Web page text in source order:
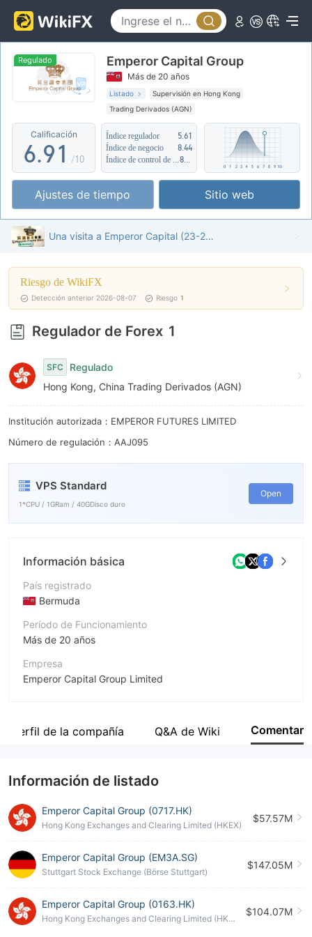
Regulado Emperor Capital Group
Más de 20 años
Listado
Supervisión en Hong Kong
Trading Derivados (AGN)
Zona de negocio sospechoso
Riesgo potencial medio
Calificación
1
2
3
4
5
6
7
8
9
.
4
5
6
7
8
9
0
1
2
3
4
5
6
7
8
9
/10
Índice regulador
5.61
Índice de negocio
8.44
Ajustes de tiempo Sitio web
Una visita a Emperor Capital (23-24F) en Hong Kong - Oficina Encontrada
Riesgo de WikiFX
Detección anterior 2026-08-07 Riesgo 1
Regulador de Forex 1
SFC
Regulado
Hong Kong, China Trading Derivados (AGN)
Institución autorizada：EMPEROR FUTURES LIMITED
Número de regulación：AAJ095
VPS Standard
1*CPU / 1GRam / 40GDisco duro
Open
Información básica
País registrado
Bermuda
Período de Funcionamiento
Más de 20 años
Empresa
Emperor Capital Group Limited
Empleado de la empresa
Perfil de la compañía Q&A de Wiki Comentar
Información de listado
Emperor Capital Group (0717.HK)
Hong Kong Exchanges and Clearing Limited (HKEX)
$57.57M
Emperor Capital Group (EM3A.SG)
Stuttgart Stock Exchange (Börse Stuttgart)
$147.05M
Emperor Capital Group (0163.HK)
Hong Kong Exchanges and Clearing Limited (HKE
$104.07M